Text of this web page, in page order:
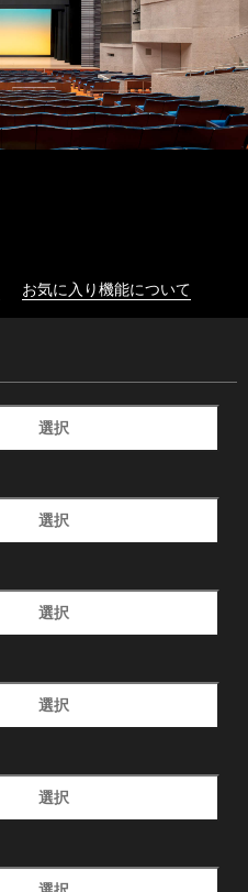
お気に入り機能について
選択
選択
選択
選択
選択